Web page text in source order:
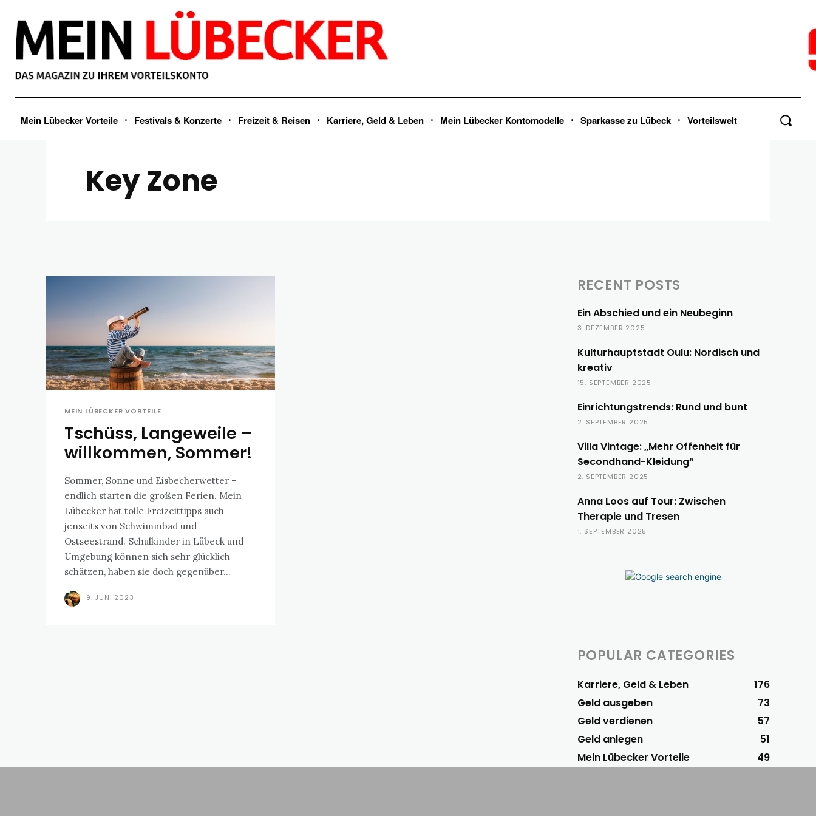
Mein Lübecker Vorteile Festivals & Konzerte Freizeit & Reisen Karriere, Geld & Leben Mein Lübecker Kontomodelle Sparkasse zu Lübeck Vorteilswelt
Key Zone
MEIN LÜBECKER VORTEILE
Tschüss, Langeweile –
willkommen, Sommer!
Sommer, Sonne und Eisbecherwetter –
endlich starten die großen Ferien. Mein
Lübecker hat tolle Freizeittipps auch
jenseits von Schwimmbad und
Ostseestrand. Schulkinder in Lübeck und
Umgebung können sich sehr glücklich
schätzen, haben sie doch gegenüber...
9. JUNI 2023
RECENT POSTS
Ein Abschied und ein Neubeginn
3. DEZEMBER 2025
Kulturhauptstadt Oulu: Nordisch und
kreativ
15. SEPTEMBER 2025
Einrichtungstrends: Rund und bunt
2. SEPTEMBER 2025
Villa Vintage: „Mehr Offenheit für
Secondhand-Kleidung“
2. SEPTEMBER 2025
Anna Loos auf Tour: Zwischen
Therapie und Tresen
1. SEPTEMBER 2025
POPULAR CATEGORIES
Karriere, Geld & Leben
176
Geld ausgeben
73
Geld verdienen
57
Geld anlegen
51
Mein Lübecker Vorteile
49